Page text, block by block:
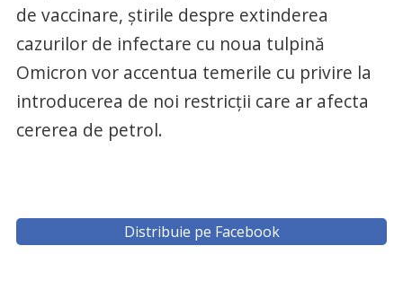
de vaccinare, știrile despre extinderea
cazurilor de infectare cu noua tulpină
Omicron vor accentua temerile cu privire la
introducerea de noi restricții care ar afecta
cererea de petrol.
Distribuie pe Facebook